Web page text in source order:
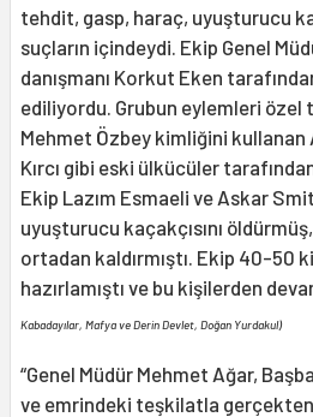
tehdit, gasp, haraç, uyuşturucu
suçların içindeydi. Ekip Genel
danışmanı Korkut Eken
ediliyordu. Grubun eylemleri özel
Mehmet Özbey kimliğini kullanan
Kırcı gibi eski ülkücüler
Ekip Lazım Esmaeli ve Askar
uyuşturucu kaçakçısını
ortadan kaldırmıştı. Ekip 40-50
hazırlamıştı ve bu kişilerden
Kabadayılar, Mafya ve Derin Devlet, Doğan Yurdakul)
“Genel Müdür Mehmet Ağar,
ve emrindeki teşkilatla